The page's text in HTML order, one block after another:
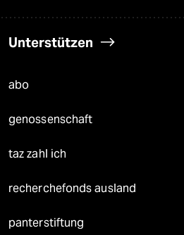
Unterstützen
abo
genossenschaft
taz zahl ich
recherchefonds ausland
panterstiftung